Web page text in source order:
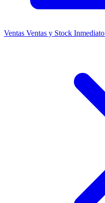
Ventas Ventas y Stock Inmediato